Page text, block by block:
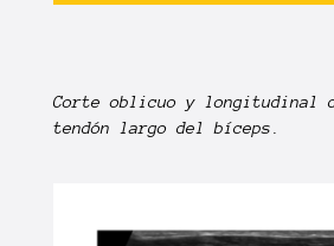
Corte oblicuo y longitudinal
tendón largo del bíceps.